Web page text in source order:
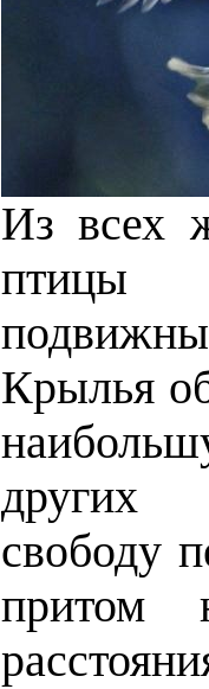
Из всех
Крылья
свободу
притом